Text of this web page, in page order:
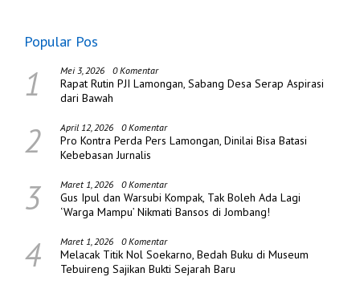
Popular Pos
1 Mei 3, 2026 0 Komentar
Rapat Rutin PJI Lamongan, Sabang Desa Serap Aspirasi
dari Bawah
2 April 12, 2026 0 Komentar
Pro Kontra Perda Pers Lamongan, Dinilai Bisa Batasi
Kebebasan Jurnalis
3 Maret 1, 2026 0 Komentar
Gus Ipul dan Warsubi Kompak, Tak Boleh Ada Lagi
‘Warga Mampu’ Nikmati Bansos di Jombang!
4 Maret 1, 2026 0 Komentar
Melacak Titik Nol Soekarno, Bedah Buku di Museum
Tebuireng Sajikan Bukti Sejarah Baru